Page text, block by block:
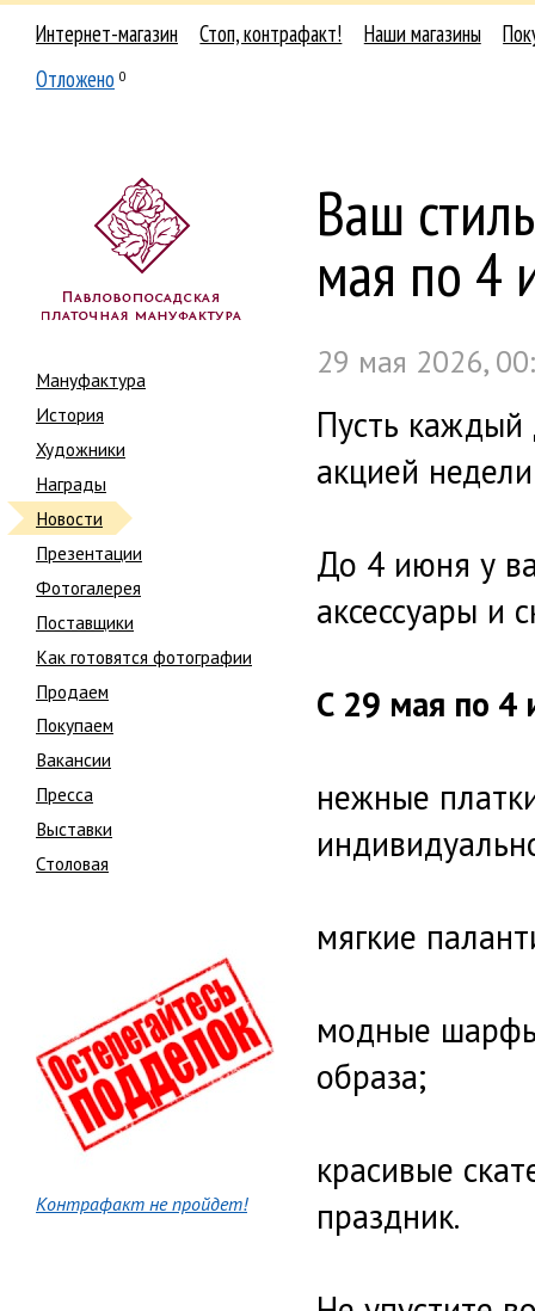
Интернет-магазин Стоп, контрафакт! Наши магазины
Отложено 0
Мануфактура
История
Художники
Награды
Новости
Презентации
Фотогалерея
Поставщики
Как готовятся фотографии
Продаем
Покупаем
Вакансии
Пресса
Выставки
Столовая
Контрафакт не пройдет!
Ваш
мая по 4
29 мая 2026,
Пусть каждый
акцией
До 4 июня у
аксессуары и
С 29 мая по 4
нежные
мягкие
модные
образа;
красивые
праздник.